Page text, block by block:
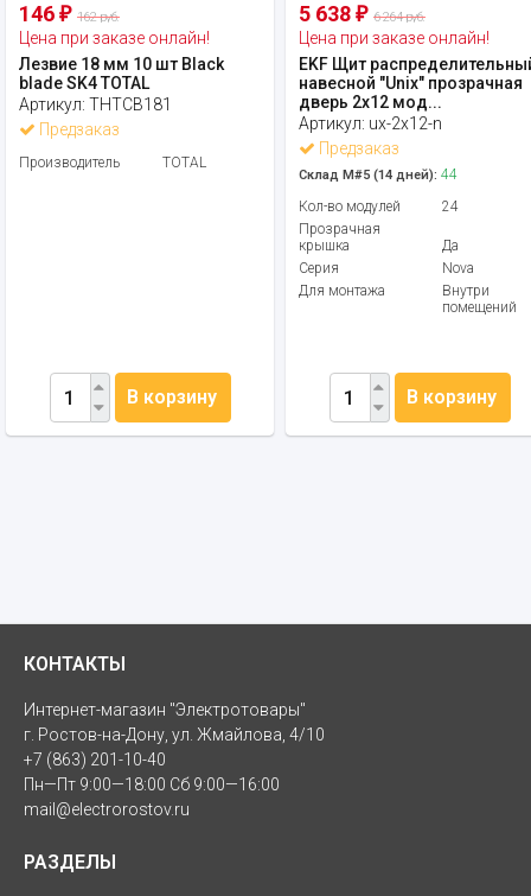
146 ₽ 162 руб.
Цена при заказе онлайн!
Лезвие 18 мм 10 шт Black
blade SK4 TOTAL
Артикул: THTCB181
Предзаказ
Производитель TOTAL
В корзину
5 638 ₽ 6 264 руб.
Цена при заказе онлайн!
EKF Щит
навесной "Unix" прозрачная
дверь 2х12 мод...
Артикул: ux-2x12-n
Предзаказ
Склад М#5 (14 дней): 44
Кол-во модулей
24
Прозрачная
крышка
Да
Серия
Nova
Для монтажа
Внутри
помещений
В корзину
КОНТАКТЫ
Интернет-магазин "Электротовары"
г. Ростов-на-Дону, ул. Жмайлова, 4/10
+7 (863) 201-10-40
Пн—Пт 9:00—18:00 Сб 9:00—16:00
mail@electrorostov.ru
РАЗДЕЛЫ